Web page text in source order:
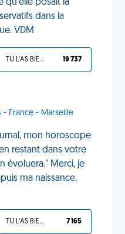
qu'elle posait la
dans la
VDM
TU L'AS BIEN MÉRITÉ 19 737
- France - Marseille
mon horoscope
restant dans votre
évoluera." Merci, je
ma naissance.
TU L'AS BIEN MÉRITÉ 7 165